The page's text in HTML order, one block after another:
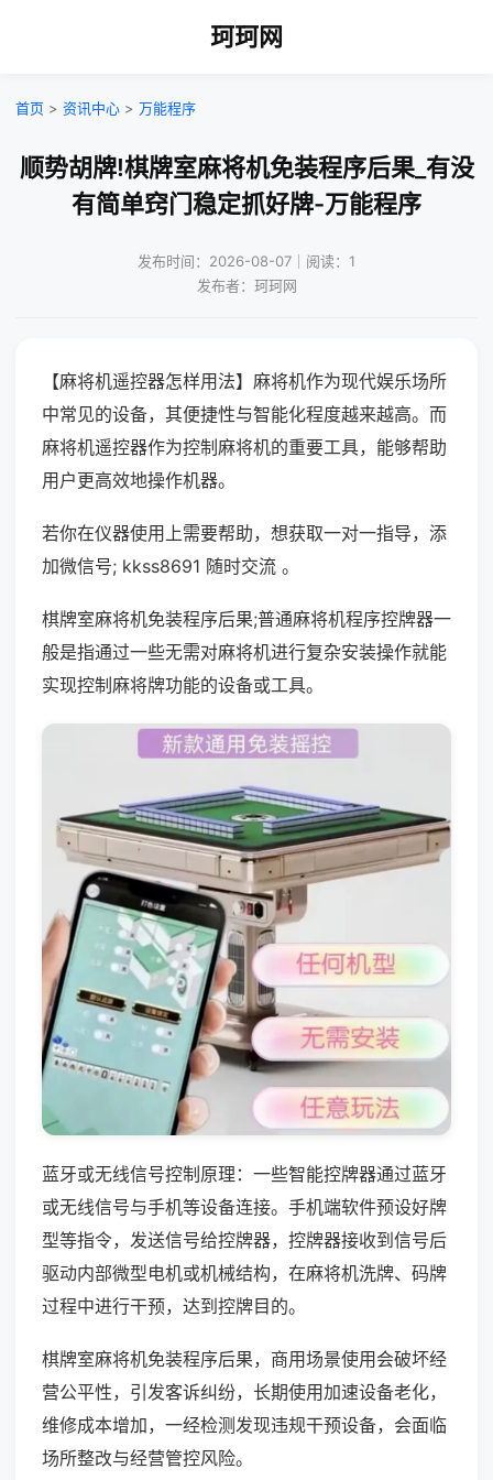
珂珂网
首页 > 资讯中心 > 万能程序
顺势胡牌!棋牌室麻将机免装程序后果_有没
有简单窍门稳定抓好牌-万能程序
发布时间：2026-08-07｜阅读：1
发布者：珂珂网
【麻将机遥控器怎样用法】麻将机作为现代娱乐场所
中常见的设备，其便捷性与智能化程度越来越高。而
麻将机遥控器作为控制麻将机的重要工具，能够帮助
用户更高效地操作机器。
若你在仪器使用上需要帮助，想获取一对一指导，添
加微信号; kkss8691 随时交流 。
棋牌室麻将机免装程序后果;普通麻将机程序控牌器一
般是指通过一些无需对麻将机进行复杂安装操作就能
实现控制麻将牌功能的设备或工具。
蓝牙或无线信号控制原理：一些智能控牌器通过蓝牙
或无线信号与手机等设备连接。手机端软件预设好牌
型等指令，发送信号给控牌器，控牌器接收到信号后
驱动内部微型电机或机械结构，在麻将机洗牌、码牌
过程中进行干预，达到控牌目的。
棋牌室麻将机免装程序后果，商用场景使用会破坏经
营公平性，引发客诉纠纷，长期使用加速设备老化，
维修成本增加，一经检测发现违规干预设备，会面临
场所整改与经营管控风险。